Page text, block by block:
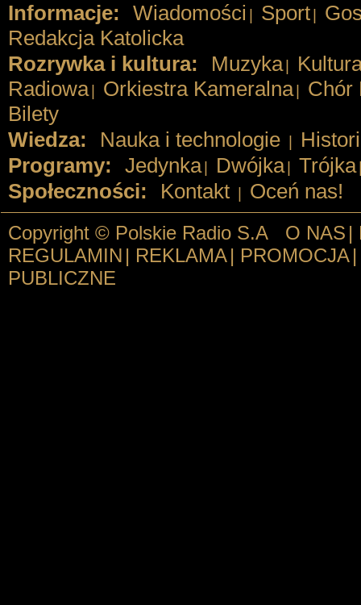
Informacje: Wiadomości Sport
Redakcja Katolicka
Rozrywka i kultura:
Muzyka
Radiowa
Orkiestra Kameralna
Chór
Bilety
Wiedza:
Nauka i technologie
Programy: Jedynka Dwójka Trójka
Społeczności: Kontakt Oceń nas!
Copyright © Polskie Radio S.A O NAS |
REGULAMIN | REKLAMA | PROMOCJA |
PUBLICZNE